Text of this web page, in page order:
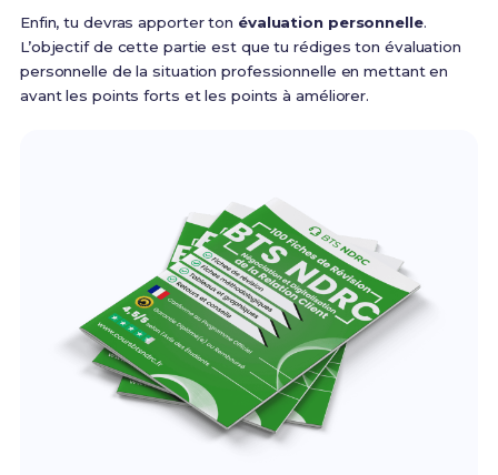
Enfin, tu devras apporter ton évaluation personnelle.
L’objectif de cette partie est que tu rédiges ton évaluation
personnelle de la situation professionnelle en mettant en
avant les points forts et les points à améliorer.